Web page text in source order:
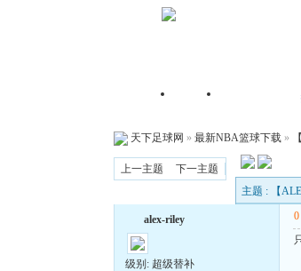
首页
天下足球网 » 最新NBA篮球下载 »
上一主题
下一主题
主题 : 【
alex-riley
级别: 超级替补
0